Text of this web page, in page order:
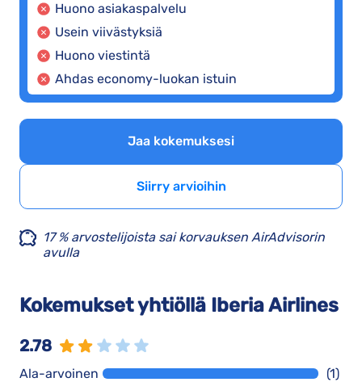
Huono asiakaspalvelu
Usein viivästyksiä
Huono viestintä
Ahdas economy-luokan istuin
Jaa kokemuksesi
Siirry arvioihin
17 % arvostelijoista sai korvauksen AirAdvisorin
avulla
Kokemukset yhtiöllä Iberia Airlines
2.78
Ala-arvoinen
(1)